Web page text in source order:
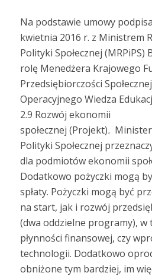
Na podstawie umowy
kwietnia 2016 r. z Ministrem
Polityki Społecznej (MRPiPS)
rolę Menedżera Krajowego
Przedsiębiorczości
Operacyjnego Wiedza
2.9 Rozwój ekonomii
społecznej (Projekt).
Polityki Społecznej
dla podmiotów ekonomii
Dodatkowo pożyczki mogą
spłaty. Pożyczki mogą być
na start, jak i rozwój
(dwa oddzielne programy), w
płynności finansowej, czy
technologii. Dodatkowo
obniżone tym bardziej, im